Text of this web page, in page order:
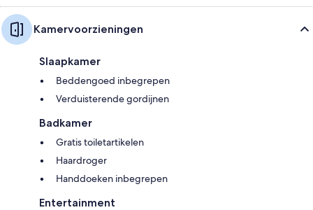
Kamervoorzieningen
Slaapkamer
Beddengoed inbegrepen
Verduisterende gordijnen
Badkamer
Gratis toiletartikelen
Haardroger
Handdoeken inbegrepen
Entertainment